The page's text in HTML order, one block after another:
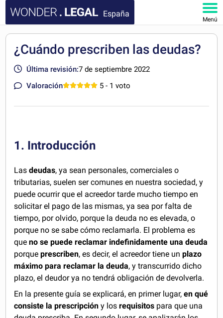
España
Menú
DOCUMENTOS
FAQ
¿Cuándo prescriben las deudas?
Última revisión:7 de septiembre 2022
Valoración
5 - 1 voto
1. Introducción
Lasdeudas, ya sean personales, comerciales o
tributarias, suelen ser comunes en nuestra sociedad, y
puede ocurrir que el acreedor tarde mucho tiempo en
solicitar el pago de las mismas, ya sea por falta de
tiempo, por olvido, porque la deuda no es elevada, o
porque no se sabe cómo reclamarla. El problema es
queno se puede reclamar indefinidamente una deuda
porqueprescriben, es decir, el acreedor tiene unplazo
máximo para reclamar la deuda, y transcurrido dicho
plazo, el deudor ya no tendrá obligación de devolverla.
En la presente guía se explicará, en primer lugar,en qué
consiste la prescripción y losrequisitos para que una